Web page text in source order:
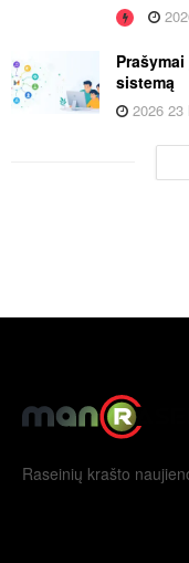
sistemą
2026 23
Raseinių krašto